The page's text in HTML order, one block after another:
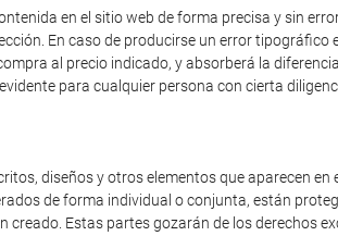
en el sitio web de forma precisa y sin
En caso de producirse un error
al precio indicado, y absorberá la
para cualquier persona con cierta
diseños y otros elementos que aparecen
de forma individual o conjunta, están
creado. Estas partes gozarán de los derechos